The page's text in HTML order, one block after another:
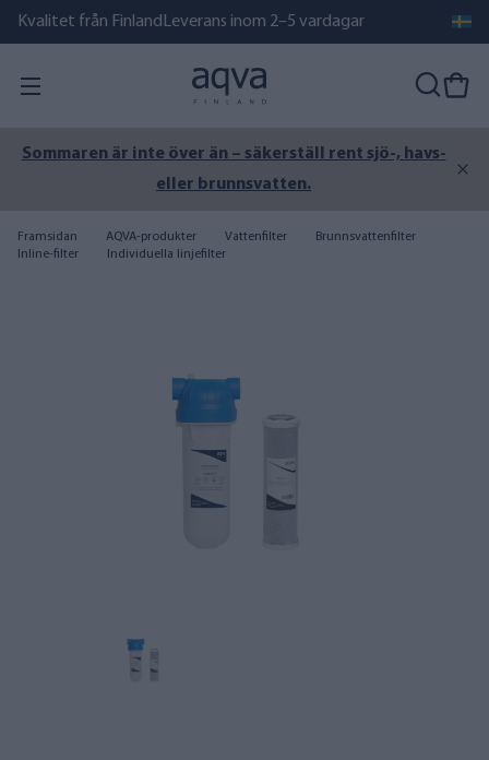
Kvalitet från Finland Leverans inom 2–5 vardagar
Sommaren är inte över än – säkerställ rent sjö-, havs-
eller brunnsvatten.
Framsidan AQVA-produkter Vattenfilter
Brunnsvattenfilter
Inline-filter
Individuella linjefilter